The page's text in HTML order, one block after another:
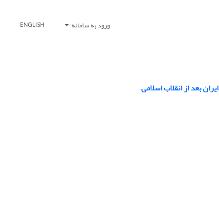
ورود به سامانه ENGLISH
بعد از انقلاب اسلامی